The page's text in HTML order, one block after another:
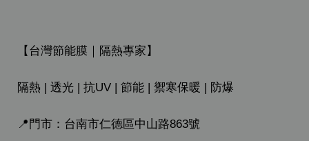
【台灣節能膜｜隔熱專家】
隔熱 | 透光 | 抗UV | 節能 | 禦寒保暖 | 防爆
📍門市：台南市仁德區中山路863號